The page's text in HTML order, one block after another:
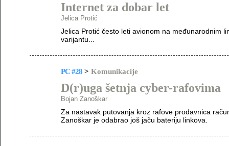
Internet za dobar let
Jelica Protić
Jelica Protić često leti avionom na međunarodnim
varijantu...
PC #28 > Komunikacije
D(r)uga šetnja cyber-rafovima
Bojan Zanoškar
Za nastavak putovanja kroz rafove prodavnica
Zanoškar je odabrao još jaču bateriju linkova.